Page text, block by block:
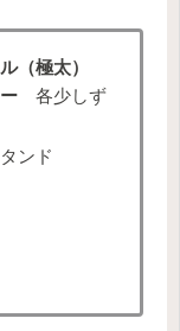
（極太）
各少しず
ンド